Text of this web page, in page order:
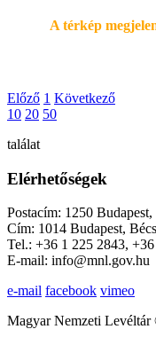
A térkép
Előző 1 Következő
10 20 50
találat
Elérhetőségek
Postacím: 1250
Cím: 1014 Budapest,
Tel.: +36 1 225 2843,
E-mail: info@mnl.gov.hu
e-mail facebook vimeo
Magyar Nemzeti